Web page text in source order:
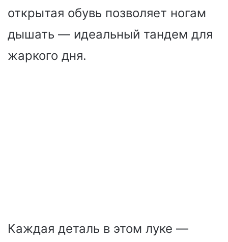
открытая обувь позволяет ногам
дышать — идеальный тандем для
жаркого дня.
Каждая деталь в этом луке —